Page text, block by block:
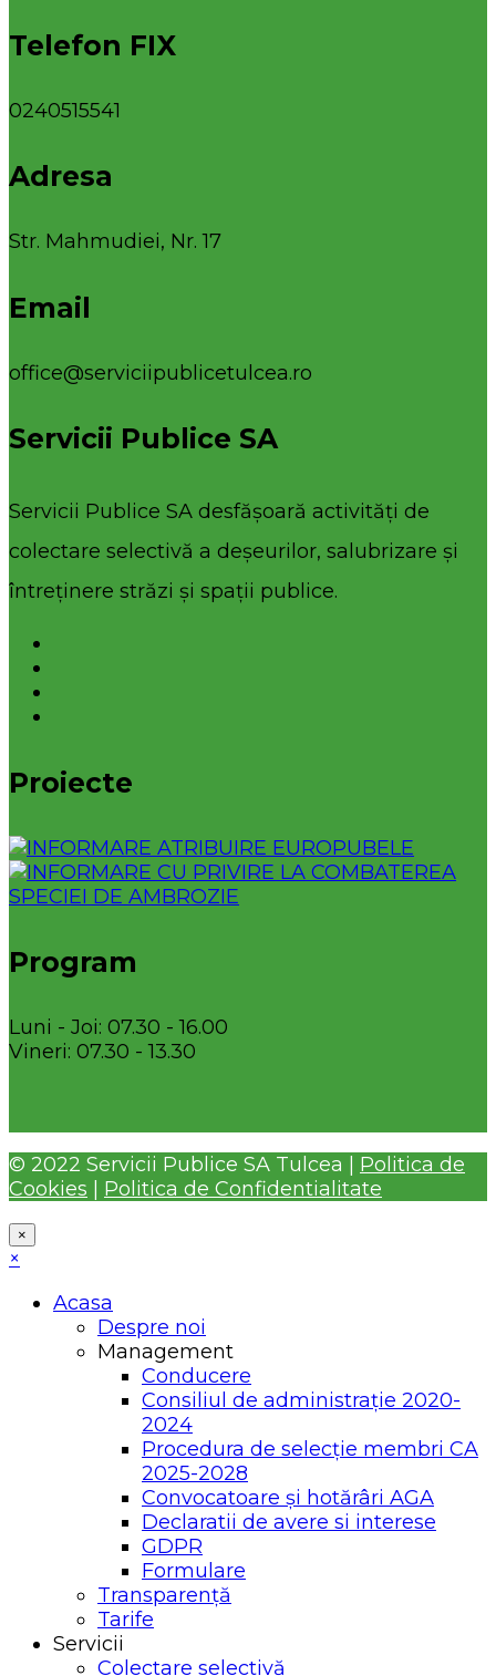
Telefon FIX
0240515541
Adresa
Str. Mahmudiei, Nr. 17
Email
office@serviciipublicetulcea.ro
Servicii Publice SA
Servicii Publice SA desfășoară activități de
colectare selectivă a deșeurilor, salubrizare și
întreținere străzi și spații publice.
Proiecte
Program
Luni - Joi: 07.30 - 16.00
Vineri: 07.30 - 13.30
© 2022 Servicii Publice SA Tulcea | Politica de
Cookies
Politica de Confidentialitate
×
×
Acasa
Despre noi
Management
Conducere
Consiliul de administrație 2020-
2024
Procedura de selecție membri CA
2025-2028
Convocatoare și hotărâri AGA
Declaratii de avere si interese
GDPR
Formulare
Transparență
Tarife
Servicii
Colectare selectivă